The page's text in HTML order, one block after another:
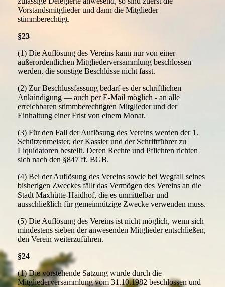
Vorstandsmitglieder und dann die Mitglieder
stimmberechtigt.
§23
(1) Die Auflösung des Vereins kann nur von einer
außerordentlichen Mitgliederversammlung beschlossen
werden, die sonstige Beschlüsse nicht fasst.
(2) Zur Beschlussfassung bedarf es der schriftlichen
Ankündigung — auch per E-Mail möglich - an alle
erreichbaren stimmberechtigten Mitglieder und der
Einhaltung einer Frist von einem Monat.
(3) Für den Fall der Auflösung des Vereins werden der 1.
Schützenmeister, der Kassier und der Schriftführer zu
Liquidatoren bestellt. Deren Rechte und Pflichten richten
sich nach den §847 ff. BGB.
(4) Bei der Auflösung des Vereins sowie bei Wegfall seines
bisherigen Zweckes fällt das Vermögen des Vereins an die
Stadt Maxhütte-Haidhof, die es unmittelbar und
ausschließlich für gemeinnützige Zwecke verwenden muss.
(5) Die Auflösung des Vereins ist nicht möglich, wenn sich
mindestens sieben der anwesenden Mitglieder entschließen,
den Verein weiterzuführen.
§24
(1) Die vorstehende Satzung wurde durch die
Mitgliederversammlung vom 31.10.1982 beschlossen und